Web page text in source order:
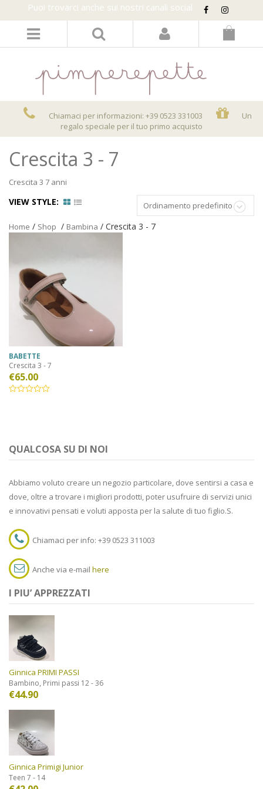
Puoi trovarci anche sui nostri canali social
LOGIN/REGISTER
Chiamaci per informazioni: +39 0523 331003
Un
regalo speciale per il tuo primo acquisto
Crescita 3 - 7
Crescita 3 7 anni
Ordinamento predefinito
VIEW STYLE:
Home / Shop / Bambina / Crescita 3 - 7
BABETTE
Crescita 3 - 7
€65.00
QUALCOSA SU DI NOI
Abbiamo voluto creare un negozio particolare, dove sentirsi a casa e
dove, oltre a trovare i migliori prodotti, poter usufruire di servizi unici
e innovativi pensati e voluti apposta per la salute di tuo figlio.S.
Chiamaci per info: +39 0523 311003
Anche via e-mail here
I PIU’ APPREZZATI
Ginnica PRIMI PASSI
Bambino, Primi passi 12 - 36
€44.90
Ginnica Primigi Junior
Teen 7 - 14